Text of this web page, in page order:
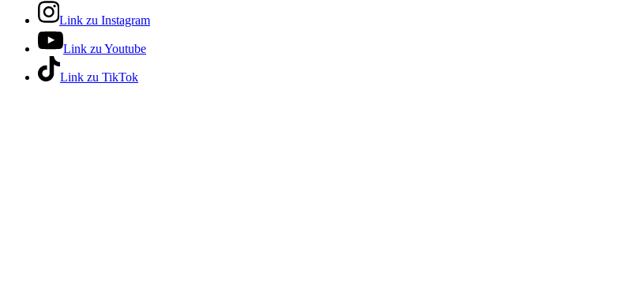
Link zu Instagram
Link zu Youtube
Link zu TikTok